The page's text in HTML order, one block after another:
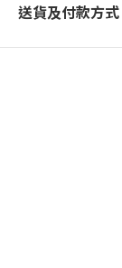
送貨及付款方式